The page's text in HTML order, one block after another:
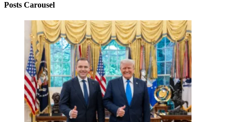
Posts Carousel